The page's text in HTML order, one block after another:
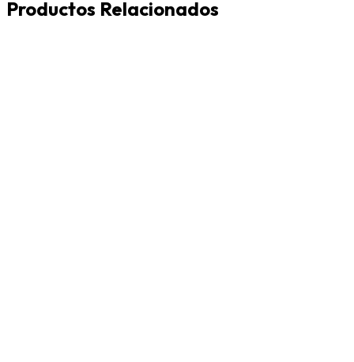
Productos Relacionados